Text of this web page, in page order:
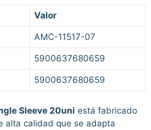
Valor
AMC-11517-07
5900637680659
5900637680659
Sleeve 20uni está fabricado
alta calidad que se adapta